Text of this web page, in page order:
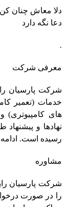
دلا معاش چنان
دعا نگه دارد
.
معرفی شرکت
خدمات (تعمیر
های
نهادها و
رسیده است.
مشاوره
شرکت پارسیان
را در صورت